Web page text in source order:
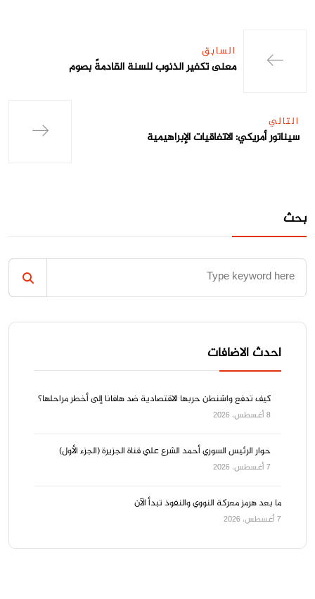
السابق
معنى تكفير الذنوب للسنة القادمةً بصوم
التالي
سيناتور أمريكي: الاتفاقيات الإبراهيمية
بحث
احدث الاضافات
كيف تدفع واشنطن حربها الاقتصادية ضد هافانا إلى أخطر مراحلها؟
8 أغسطس، 2026
حوار الرئيس السوري أحمد الشرع علي قناة الجزيرة (الجزء الأول)
7 أغسطس، 2026
ما بعد هرمز معركة النووي والنفوذ تبدأ الآن
7 أغسطس، 2026